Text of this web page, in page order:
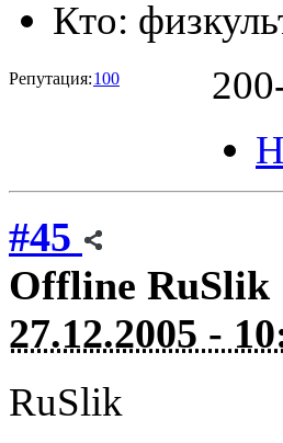
Кто:
Репутация:100
#45
Offline RuSlik
27.12.2005 -
RuSlik